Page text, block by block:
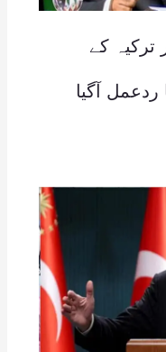
کے
آگیا